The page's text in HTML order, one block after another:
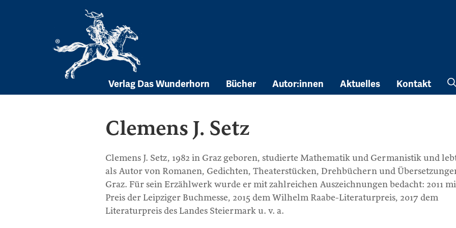
Verlag Das Wunderhorn Bücher Autor:innen Aktuelles Kontakt
Clemens J. Setz
Clemens J. Setz, 1982 in Graz geboren, studierte Mathematik und Germanistik und
als Autor von Romanen, Gedichten, Theaterstücken, Drehbüchern und
Graz. Für sein Erzählwerk wurde er mit zahlreichen Auszeichnungen bedacht: 2011
Preis der Leipziger Buchmesse, 2015 dem Wilhelm Raabe-Literaturpreis, 2017 dem
Literaturpreis des Landes Steiermark u. v. a.